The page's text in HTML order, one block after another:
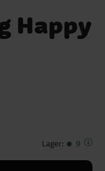
Happy
Lager: 9